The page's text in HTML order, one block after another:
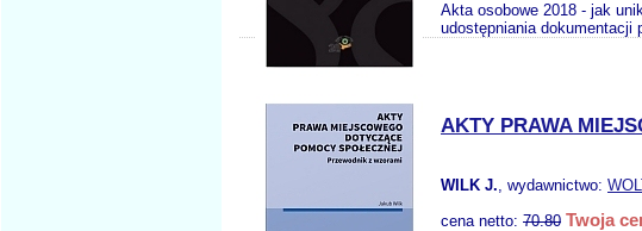
Akta osobowe 2018 - jak
udostępniania dokumentacji
AKTY PRAWA
WILK J., wydawnictwo:
cena netto: 70.80 Twoja